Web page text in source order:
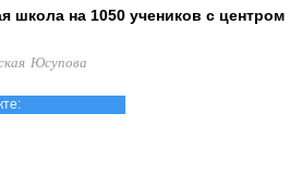
школа на 1050 учеников с центром
Юсупова